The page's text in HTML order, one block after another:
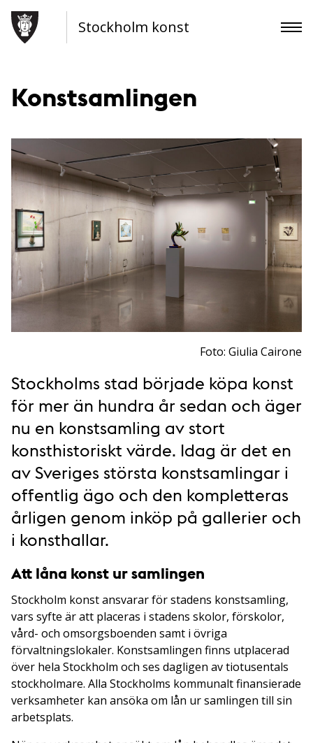
Stockholm konst
Konstsamlingen
Foto: Giulia Cairone
Stockholms stad började köpa konst
för mer än hundra år sedan och äger
nu en konstsamling av stort
konsthistoriskt värde. Idag är det en
av Sveriges största konstsamlingar i
offentlig ägo och den kompletteras
årligen genom inköp på gallerier och
i konst­hallar.
Att låna konst ur samlingen
Stockholm konst ansvarar för stadens konstsamling,
vars syfte är att placeras i stadens skolor, förskolor,
vård- och omsorgsboenden samt i övriga
förvaltningslokaler. Konstsamlingen finns utplacerad
över hela Stockholm och ses dagligen av tiotusentals
stockholmare. Alla Stockholms kommunalt finansierade
verksamheter kan ansöka om lån ur samlingen till sin
arbetsplats.